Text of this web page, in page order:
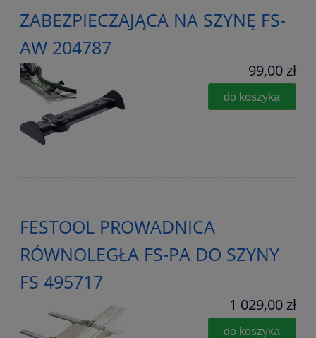
ZABEZPIECZAJĄCA NA SZYNĘ FS-
AW 204787
99,00 zł
do koszyka
FESTOOL PROWADNICA
RÓWNOLEGŁA FS-PA DO SZYNY
FS 495717
1 029,00 zł
do koszyka